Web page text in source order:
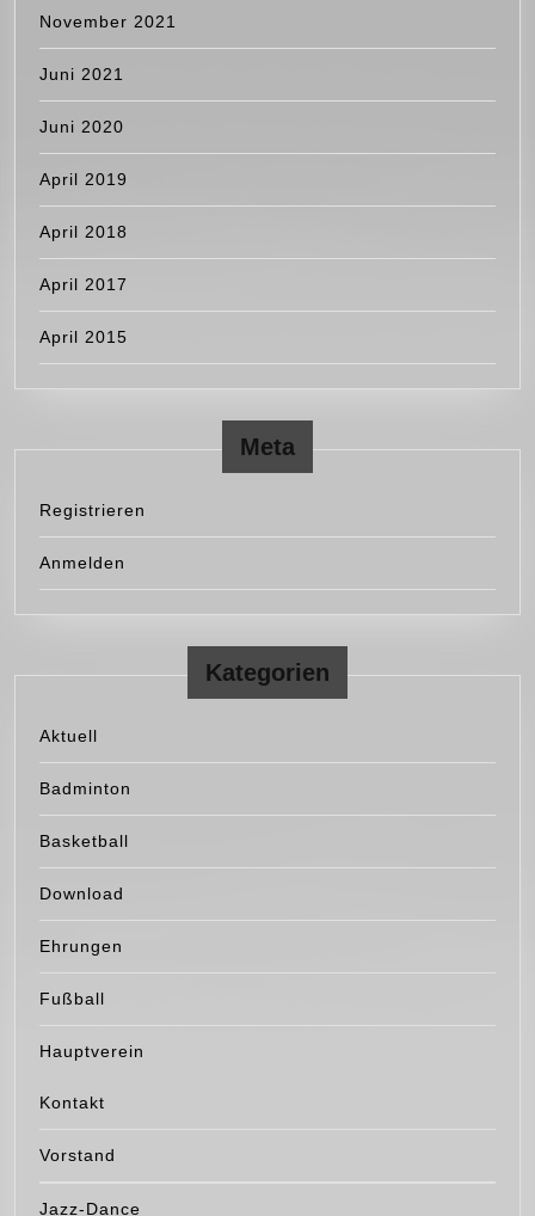
November 2021
Juni 2021
Juni 2020
April 2019
April 2018
April 2017
April 2015
Meta
Registrieren
Anmelden
Kategorien
Aktuell
Badminton
Basketball
Download
Ehrungen
Fußball
Hauptverein
Kontakt
Vorstand
Jazz-Dance